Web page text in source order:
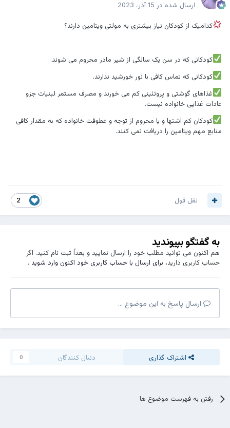
ارسال شده در 15 آذر، 2023
کدامیک از کودکان نیاز بیشتری به مولتی ویتامین دارند؟
کودکانی که در سن یک سالگی از شیر مادر محروم می شوند.
کودکانی که تماس کافی با نور خورشید ندارند.
غذاهای گوشتی و پروتئینی کم می خورند و مصرف مستمر لبنیات جزو
عادات غذایی خانواده نیست.
کودکان کم اشتها و یا محروم از توجه و عطوفت خانواده که به مقدار کافی
منابع مهم ویتامین را دریافت نمی کنند.
2 نقل قول
به گفتگو بپیوندید
هم اکنون می توانید مطلب خود را ارسال نمایید و بعداً ثبت نام کنید. اگر
حساب کاربری دارید، برای ارسال با حساب کاربری خود اکنون وارد شوید.
ارسال پاسخ به این موضوع ...
اشتراک گذاری دنبال کنندگان 0
رفتن به فهرست موضوع ها